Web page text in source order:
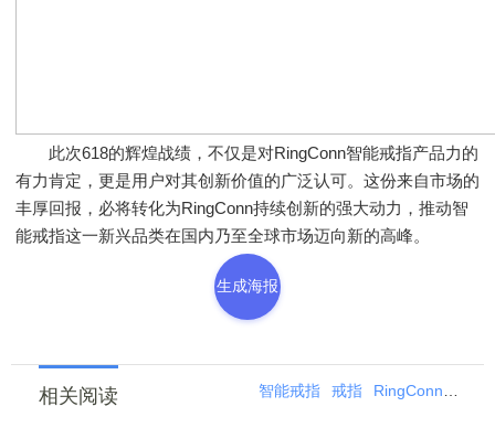
此次618的辉煌战绩，不仅是对RingConn智能戒指产品力的
有力肯定，更是用户对其创新价值的广泛认可。这份来自市场的
丰厚回报，必将转化为RingConn持续创新的强大动力，推动智
能戒指这一新兴品类在国内乃至全球市场迈向新的高峰。
生成海报
相关阅读 智能戒指 戒指 RingConn